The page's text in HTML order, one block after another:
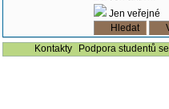
Jen veřejné
Kontakty
Podpora studentů